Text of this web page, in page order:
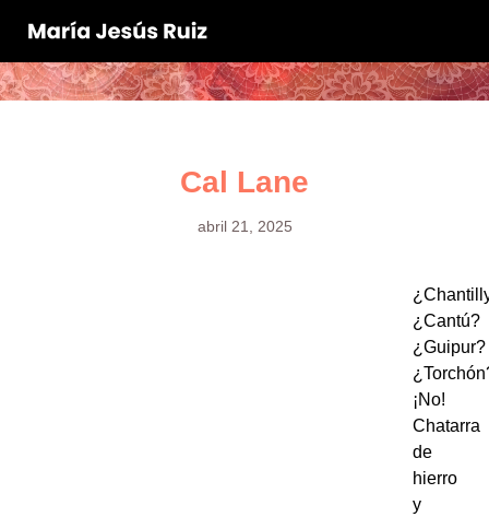
Cal Lane
abril 21, 2025
¿Cantú?
¿Guipur?
¡No!
Chatarra
de
hierro
y